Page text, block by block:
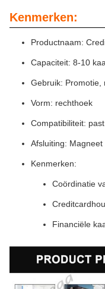
Kenmerken:
Productnaam:
Capaciteit: 8-10
Gebruik: Promotie,
Vorm: rechthoek
Compatibiliteit:
Afsluiting: Magneet
Kenmerken:
Coördinatie
Financiële